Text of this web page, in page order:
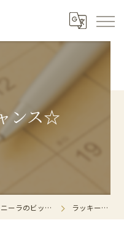
ンス☆
ニーラのビックリマーク！ ラッキーチャンス☆